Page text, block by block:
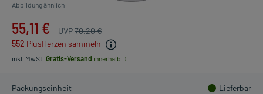
Abbildung ähnlich
55,11 € UVP70,20 €
552 PlusHerzen sammeln
inkl. MwSt. Gratis-Versand innerhalb D.
Packungseinheit Lieferbar